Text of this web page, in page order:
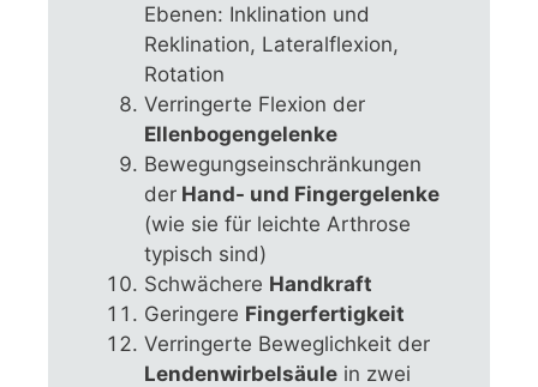
Ebenen: Inklination und
Reklination, Lateralflexion,
Rotation
Verringerte Flexion der
Ellenbogengelenke
Bewegungseinschränkungen
der Hand- und Fingergelenke
(wie sie für leichte Arthrose
typisch sind)
Schwächere Handkraft
Geringere Fingerfertigkeit
Verringerte Beweglichkeit der
Lendenwirbelsäule in zwei